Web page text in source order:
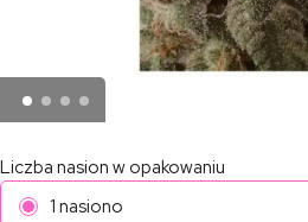
Liczba nasion w opakowaniu
1 nasiono